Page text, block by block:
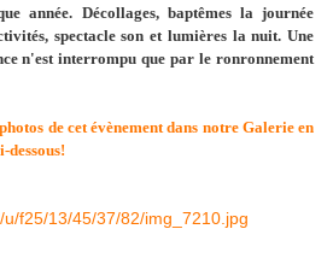
année. Décollages, baptêmes la journée
spectacle son et lumières la nuit. Une
n'est interrompu que par le ronronnement
de cet évènement dans notre Galerie en